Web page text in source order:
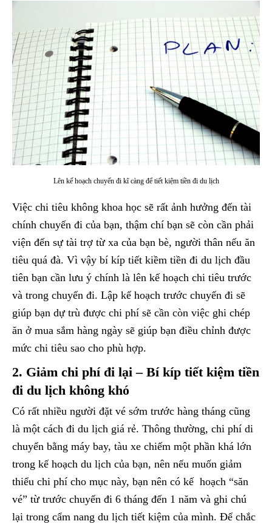
Lên kế hoạch chuyến đi kĩ càng để tiết kiệm tiền đi du lịch
Việc chi tiêu không khoa học sẽ rất ảnh hưởng đến tài
chính chuyến đi của bạn, thậm chí bạn sẽ còn cần phải
viện đến sự tài trợ từ xa của bạn bè, người thân nếu ăn
tiêu quá đà. Vì vậy bí kíp tiết kiềm tiền đi du lịch đầu
tiên bạn cần lưu ý chính là lên kế hoạch chi tiêu trước
và trong chuyến đi. Lập kế hoạch trước chuyến đi sẽ
giúp bạn dự trù được chi phí sẽ cần còn việc ghi chép
ăn ở mua sắm hàng ngày sẽ giúp bạn điều chỉnh được
mức chi tiêu sao cho phù hợp.
2. Giảm chi phí đi lại – Bí kíp tiết kiệm tiền
đi du lịch không khó
Có rất nhiều người đặt vé sớm trước hàng tháng cũng
là một cách đi du lịch giá rẻ. Thông thường, chi phí di
chuyển bằng máy bay, tàu xe chiếm một phần khá lớn
trong kế hoạch du lịch của bạn, nên nếu muốn giảm
thiểu chi phí cho mục này, bạn nên có kế hoạch “săn
vé” từ trước chuyến đi 6 tháng đến 1 năm và ghi chú
lại trong cẩm nang du lịch tiết kiệm của mình. Để chắc